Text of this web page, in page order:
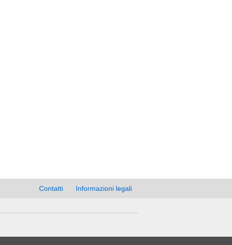
Contatti Informazioni legali